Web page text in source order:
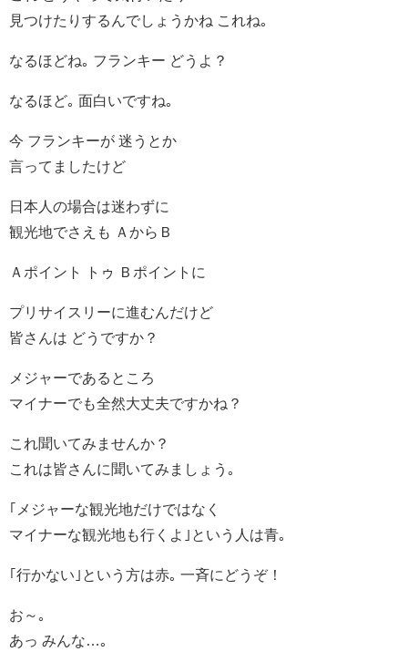
見つけたりするんでしょうかね これね｡
なるほどね｡ フランキー どうよ？
なるほど｡ 面白いですね｡
今 フランキーが 迷うとか
言ってましたけど
日本人の場合は迷わずに
観光地でさえも ＡからＢ
Ａポイント トゥ Ｂポイントに
プリサイスリーに進むんだけど
皆さんは どうですか？
メジャーであるところ
マイナーでも全然大丈夫ですかね？
これ聞いてみませんか？
これは皆さんに聞いてみましょう｡
｢メジャーな観光地だけではなく
マイナーな観光地も行くよ｣という人は青｡
｢行かない｣という方は赤｡ 一斉にどうぞ！
お～｡
あっ みんな…｡